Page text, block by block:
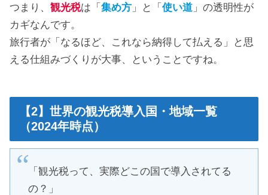
つまり、 観光税は「 集め方 」と「 使い道 」の透明性が
カギなんです。
旅行者が「なるほど、これなら納得して払える」と思
える仕組みづくりが大事、ということですね。
【2】世界の観光税導入国・地域一覧
（2024年時点）
「観光税って、実際どこの国で導入されてる
の？」